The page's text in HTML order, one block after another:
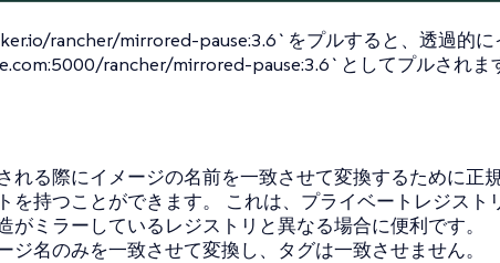
rancher/mirrored-pause:3.6`をプルすると、透過的に
rancher/mirrored-pause:3.6`としてプルされま
れる際にイメージの名前を一致させて変換するために正
を持つことができます。 これは、プライベートレジスト
がミラーしているレジストリと異なる場合に便利です。
ジ名のみを一致させて変換し、タグは一致させません。